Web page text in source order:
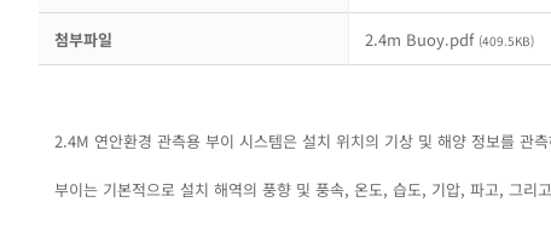
첨부파일 2.4m Buoy.pdf (409.5KB)
2.4M 연안환경 관측용 부이 시스템은 설치 위치의 기상 및 해양 정보를 관
부이는 기본적으로 설치 해역의 풍향 및 풍속, 온도, 습도, 기압, 파고, 그